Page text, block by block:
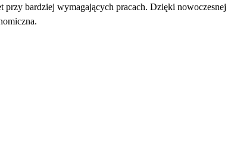
przy bardziej wymagających pracach. Dzięki nowoczesnej